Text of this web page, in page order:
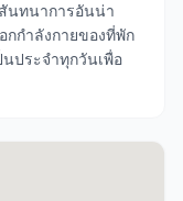
นทนาการอันน่า
กกำลังกายของที่พัก
นประจำทุกวันเพื่อ